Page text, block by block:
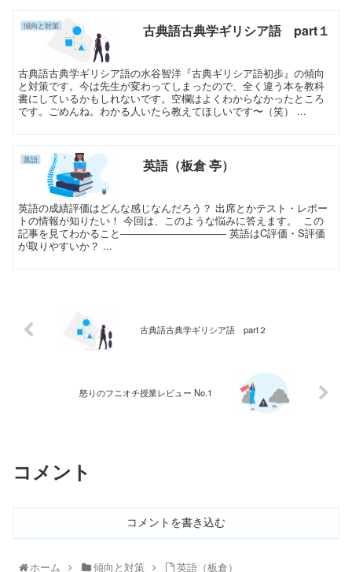
傾向と対策 古典語古典学ギリシア語 part１
古典語古典学ギリシア語の水谷智洋『古典ギリシア語初歩』の傾向
と対策です。今は先生が変わってしまったので、全く違う本を教科
書にしているかもしれないです。空欄はよくわからなかったところ
です。ごめんね。わかる人いたら教えてほしいです〜（笑） ...
英語 英語（板倉 亭）
英語の成績評価はどんな感じなんだろう？ 出席とかテスト・レポー
トの情報が知りたい！ 今回は、このような悩みに答えます。 この
記事を見てわかること─────────────── 英語はC評価・S評価
が取りやすいか？ ...
古典語古典学ギリシア語 part２
怒りのフニオチ授業レビュー No.1
コメント
コメントを書き込む
ホーム 傾向と対策 英語（板倉）